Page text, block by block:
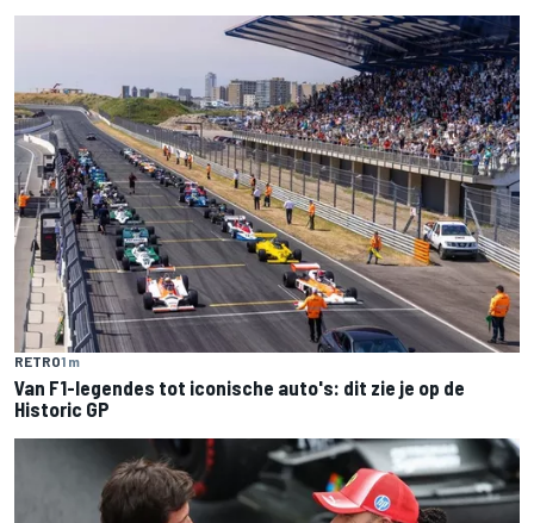
RETRO1 m
Van F1-legendes tot iconische auto's: dit zie je op de
Historic GP